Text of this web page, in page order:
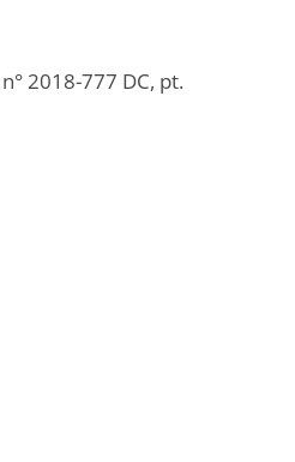
2018-777 DC, pt.